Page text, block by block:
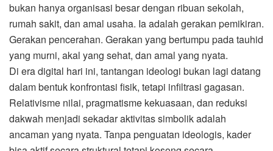
bukan hanya organisasi besar dengan ribuan sekolah,
rumah sakit, dan amal usaha. Ia adalah gerakan pemikiran.
Gerakan pencerahan. Gerakan yang bertumpu pada tauhid
yang murni, akal yang sehat, dan amal yang nyata.
Di era digital hari ini, tantangan ideologi bukan lagi datang
dalam bentuk konfrontasi fisik, tetapi infiltrasi gagasan.
Relativisme nilai, pragmatisme kekuasaan, dan reduksi
dakwah menjadi sekadar aktivitas simbolik adalah
ancaman yang nyata. Tanpa penguatan ideologis, kader